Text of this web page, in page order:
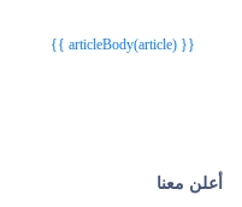
{{ articleBody(article) }}
أعلن معنا